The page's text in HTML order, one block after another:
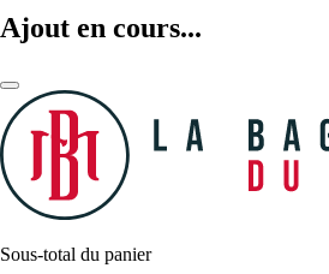
Ajout en cours...
Sous-total du panier